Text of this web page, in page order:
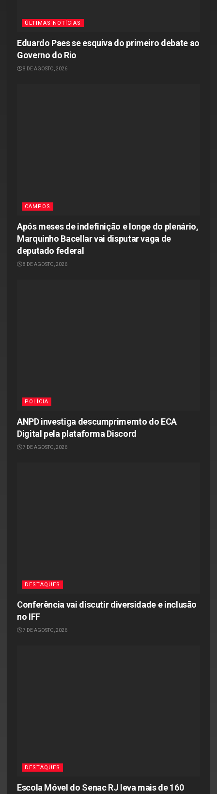
ÚLTIMAS NOTÍCIAS
Eduardo Paes se esquiva do primeiro debate ao
Governo do Rio
8 DE AGOSTO, 2026
CAMPOS
Após meses de indefinição e longe do plenário,
Marquinho Bacellar vai disputar vaga de
deputado federal
8 DE AGOSTO, 2026
POLÍCIA
ANPD investiga descumprimemto do ECA
Digital pela plataforma Discord
7 DE AGOSTO, 2026
DESTAQUES
Conferência vai discutir diversidade e inclusão
no IFF
7 DE AGOSTO, 2026
DESTAQUES
Escola Móvel do Senac RJ leva mais de 160